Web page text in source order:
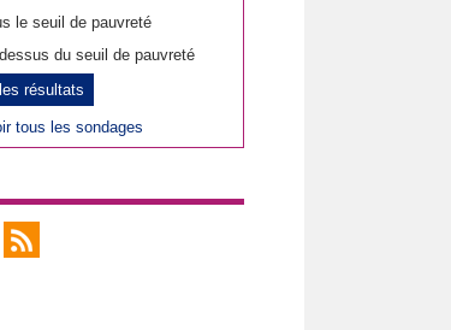
le seuil de pauvreté
du seuil de pauvreté
résultats
tous les sondages